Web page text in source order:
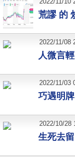
荒謬 的
人微言
2022/11/08
巧遇明
2022/11/03
生死去留
2022/10/28